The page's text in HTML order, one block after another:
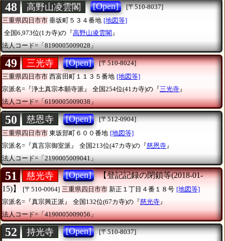
48 高野山凌雲閣 [Open]
[〒510-8037]
三重県四日市市 垂坂町５３４番地 [地図等]
全国6,973位(1カ寺)の『高野山凌雲閣』
法人コード=「8190005009028」
49 三光寺 [Open]
[〒510-8024]
三重県四日市市 西富田町１１３５番地 [地図等]
宗派名=『浄土真宗本願寺派』
全国254位(41カ寺)の『三光寺』
法人コード=「6190005009038」
50 慈恩寺 [Open]
[〒512-0904]
三重県四日市市 東坂部町６００番地 [地図等]
宗派名=『真言宗御室派』
全国213位(47カ寺)の『慈恩寺 』
法人コード=「2190005009041」
51 慈光寺 [Open]
【登記記録の閉鎖等(2018-01-
15)】
[〒510-0064] 三重県四日市市 新正１丁目４番１８号 [地図等]
宗派名=『真宗興正派』
全国132位(67カ寺)の『慈光寺』
法人コード=「4190005009056」
52 持光寺 [Open]
[〒510-8037]